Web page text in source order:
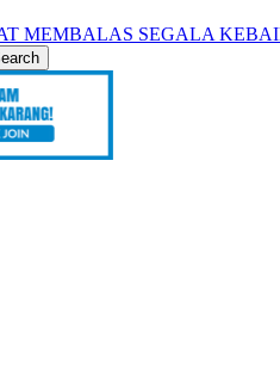
MEMBALAS SEGALA